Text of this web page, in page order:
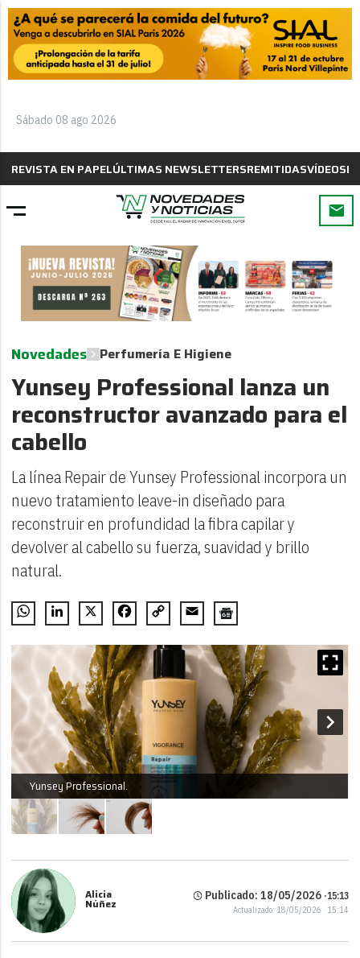
Sábado 08 ago 2026
REVISTA EN PAPELÚLTIMAS NEWSLETTERSREMITIDASVÍDEOS
Novedades Perfumería E Higiene
Yunsey Professional lanza un
reconstructor avanzado para el
cabello
La línea Repair de Yunsey Professional incorpora un
nuevo tratamiento leave-in diseñado para
reconstruir en profundidad la fibra capilar y
devolver al cabello su fuerza, suavidad y brillo
natural.
WhatsAppLinkedIn
X FacebookCopy
Email
Yunsey Professional.
Alicia
Núñez
Publicado: 18/05/2026 ·15:13
Actualizado: 18/05/2026 · 15:14